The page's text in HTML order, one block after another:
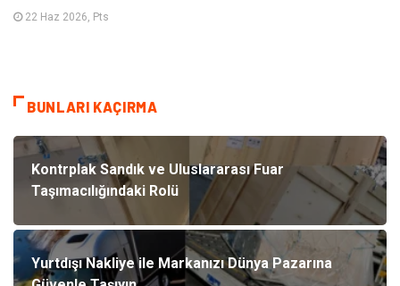
22 Haz 2026, Pts
BUNLARI KAÇIRMA
Kontrplak Sandık ve Uluslararası Fuar
Taşımacılığındaki Rolü
Yurtdışı Nakliye ile Markanızı Dünya Pazarına